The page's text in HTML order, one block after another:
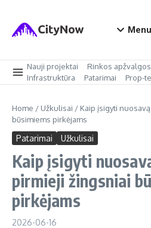
Menu
Nauji projektai
Rinkos apžvalgos
Infrastruktūra
Patarimai Prop-
Home / Užkulisai / Kaip įsigyti
būsimiems pirkėjams
Patarimai Užkulisai
Kaip įsigyti
pirmieji žingsniai
pirkėjams
2026-06-16